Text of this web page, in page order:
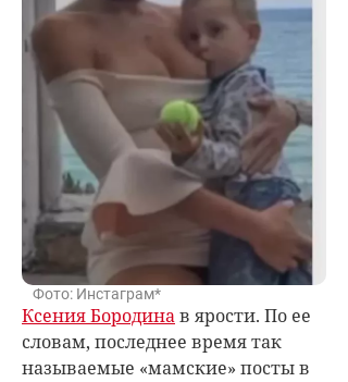
Фото: Инстаграм*
Ксения Бородинав ярости. По ее
словам, последнее время так
называемые «мамские» посты в